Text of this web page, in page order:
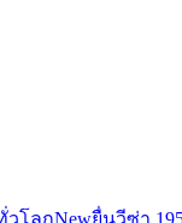
วโลกNewยื่นวีซ่า